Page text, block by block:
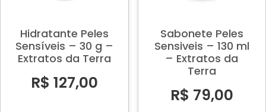
Hidratante Peles
Sensíveis – 30 g –
Extratos da Terra
R$ 127,00
Sabonete Peles
Sensiveis – 130 ml
– Extratos da
Terra
R$ 79,00